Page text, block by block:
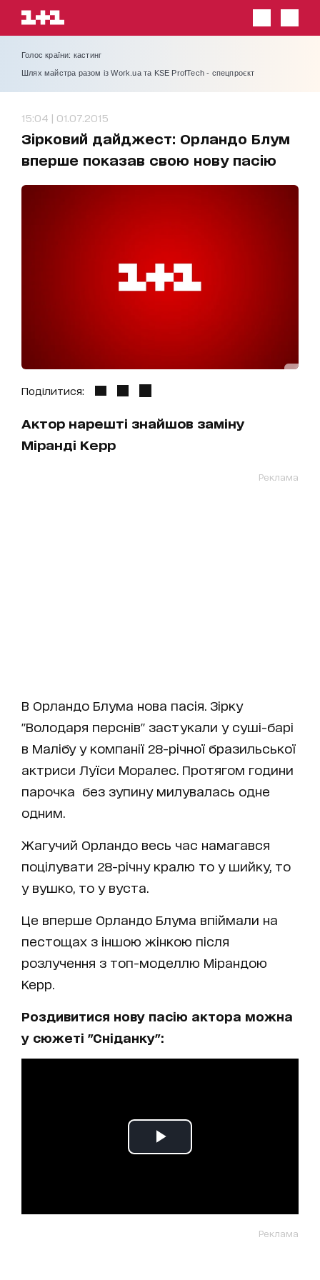
Голос країни: кастинг
Шлях майстра разом із Work.ua та KSE ProfTech - спецпроєкт
15:04 | 01.07.2015
Зірковий дайджест: Орландо Блум
вперше показав свою нову пасію
Поділитися:
Актор нарешті знайшов заміну
Міранді Керр
Реклама
В Орландо Блума нова пасія. Зірку
"Володаря перснів" застукали у суші-барі
в Малібу у компанії 28-річної бразильської
актриси Луїси Моралес. Протягом години
парочка без зупину милувалась одне
одним.
Жагучий Орландо весь час намагався
поцілувати 28-річну кралю то у шийку, то
у вушко, то у вуста.
Це вперше Орландо Блума впіймали на
пестощах з іншою жінкою після
розлучення з топ-моделлю Мірандою
Керр.
Роздивитися нову пасію актора можна
у сюжеті "Сніданку":
Реклама